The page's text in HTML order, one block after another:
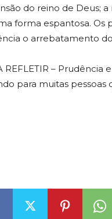
do reino de Deus;
forma espantosa. Os
o arrebatamento
REFLETIR – Prudência
para muitas